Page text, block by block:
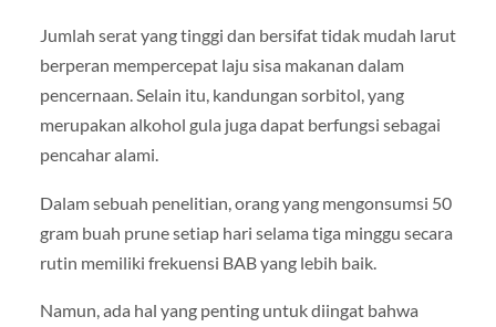
Jumlah serat yang tinggi dan bersifat tidak mudah larut
berperan mempercepat laju sisa makanan dalam
pencernaan. Selain itu, kandungan sorbitol, yang
merupakan alkohol gula juga dapat berfungsi sebagai
pencahar alami.
Dalam sebuah penelitian, orang yang mengonsumsi 50
gram buah prune setiap hari selama tiga minggu secara
rutin memiliki frekuensi BAB yang lebih baik.
Namun, ada hal yang penting untuk diingat bahwa